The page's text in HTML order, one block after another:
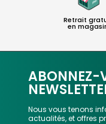
Retrait
en
ABONNEZ-
Nous vous tenons
actualités, et offres